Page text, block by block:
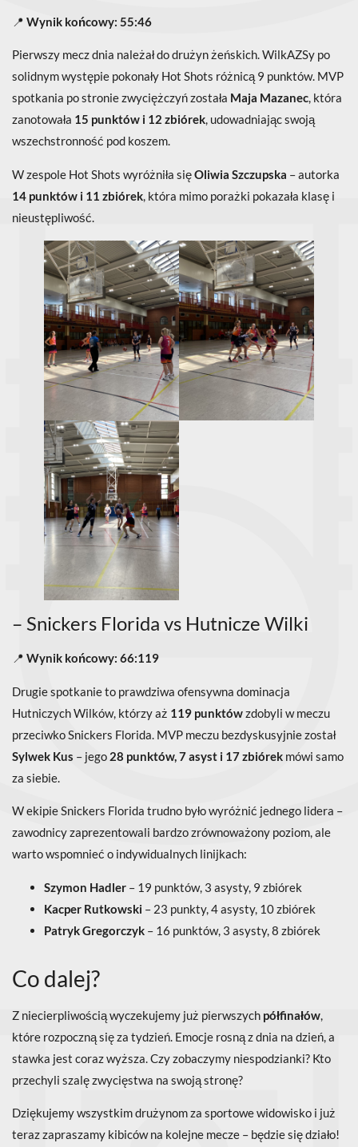
📍 Wynik końcowy: 55:46
Pierwszy mecz dnia należał do drużyn żeńskich. WilkAZSy po
solidnym występie pokonały Hot Shots różnicą 9 punktów. MVP
spotkania po stronie zwyciężczyń została Maja Mazanec, która
zanotowała 15 punktów i 12 zbiórek, udowadniając swoją
wszechstronność pod koszem.
W zespole Hot Shots wyróżniła sięOliwia Szczupska – autorka
14 punktów i 11 zbiórek, która mimo porażki pokazała klasę i
nieustępliwość.
– Snickers Florida vs Hutnicze Wilki
📍 Wynik końcowy: 66:119
Drugie spotkanie to prawdziwa ofensywna dominacja
Hutniczych Wilków, którzy aż 119 punktówzdobyli w meczu
przeciwko Snickers Florida. MVP meczu bezdyskusyjnie został
Sylwek Kus – jego 28 punktów, 7 asyst i 17 zbiórek mówi samo
za siebie.
W ekipie Snickers Florida trudno było wyróżnić jednego lidera –
zawodnicy zaprezentowali bardzo zrównoważony poziom, ale
warto wspomnieć o indywidualnych linijkach:
Szymon Hadler – 19 punktów, 3 asysty, 9 zbiórek
Kacper Rutkowski – 23 punkty, 4 asysty, 10 zbiórek
Patryk Gregorczyk – 16 punktów, 3 asysty, 8 zbiórek
Co dalej?
Z niecierpliwością wyczekujemy już pierwszych półfinałów,
które rozpoczną się za tydzień. Emocje rosną z dnia na dzień, a
stawka jest coraz wyższa. Czy zobaczymy niespodzianki? Kto
przechyli szalę zwycięstwa na swoją stronę?
Dziękujemy wszystkim drużynom za sportowe widowisko i już
teraz zapraszamy kibiców na kolejne mecze – będzie się działo!